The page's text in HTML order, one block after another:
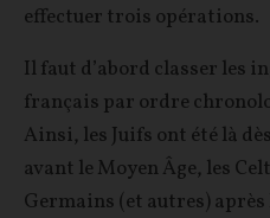
effectuer trois opérations.
Il faut d’abord classer les
français par ordre
Ainsi, les Juifs ont été là
avant le Moyen Âge, les
Germains (et autres) après